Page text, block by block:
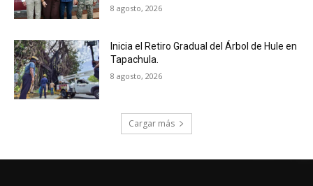
8 agosto, 2026
Inicia el Retiro Gradual del Árbol de Hule en
Tapachula.
8 agosto, 2026
Cargar más